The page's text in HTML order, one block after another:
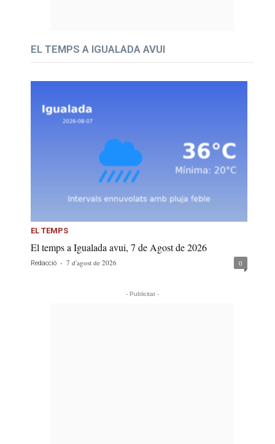
EL TEMPS A IGUALADA AVUI
EL TEMPS
El temps a Igualada avui, 7 de Agost de 2026
Redacció - 7 d'agost de 2026 0
- Publicitat -